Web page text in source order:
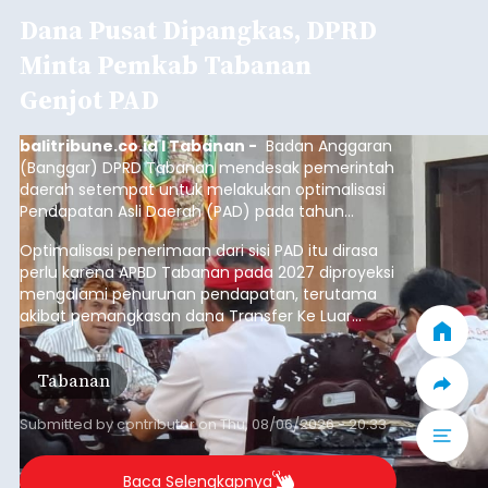
Dana Pusat Dipangkas, DPRD
Minta Pemkab Tabanan
Genjot PAD
balitribune.co.id I Tabanan - Badan Anggaran
(Banggar) DPRD Tabanan mendesak pemerintah
daerah setempat untuk melakukan optimalisasi
Pendapatan Asli Daerah (PAD) pada tahun
anggaran 2027.
Optimalisasi penerimaan dari sisi PAD itu dirasa
perlu karena APBD Tabanan pada 2027 diproyeksi
mengalami penurunan pendapatan, terutama
akibat pemangkasan dana Transfer Ke Luar
Daerah (TKD) dari pemerintah pusat.
Tabanan
Submitted bycontributoronThu, 08/06/2026 - 20:33
Baca Selengkapnya